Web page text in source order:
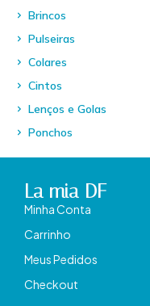
Brincos
Pulseiras
Colares
Cintos
Lenços e Golas
Ponchos
La mia DF
Minha Conta
Carrinho
Meus Pedidos
Checkout